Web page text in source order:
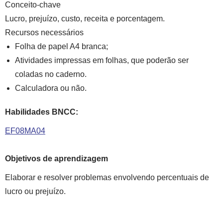
Conceito-chave
Lucro, prejuízo, custo, receita e porcentagem.
Recursos necessários
Folha de papel A4 branca;
Atividades impressas em folhas, que poderão ser
coladas no caderno.
Calculadora ou não.
Habilidades BNCC:
EF08MA04
Objetivos de aprendizagem
Elaborar e resolver problemas envolvendo percentuais de
lucro ou prejuízo.